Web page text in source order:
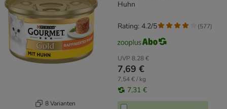
8 Varianten
Huhn
UVP 8,28 €
7,69 €
7,54 € / kg
7,31 €
Rating: 4.2/5 (577)